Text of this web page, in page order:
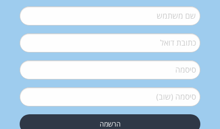
שם משתמש*
דואל*
סיסמה*
סיסמה (שוב)*